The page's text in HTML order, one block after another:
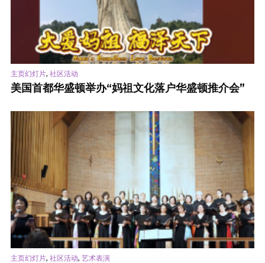
主页幻灯片, 社区活动
美国首都华盛顿举办“妈祖文化落户华盛顿推介会”
主页幻灯片, 社区活动, 艺术表演